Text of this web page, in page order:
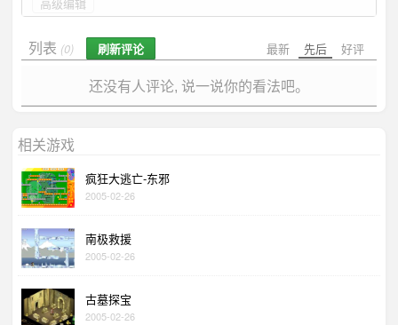
最新 先后 好评
列表 (0) 刷新评论
还没有人评论, 说一说你的看法吧。
相关游戏
疯狂大逃亡-东邪
2005-02-26
南极救援
2005-02-26
古墓探宝
2005-02-26